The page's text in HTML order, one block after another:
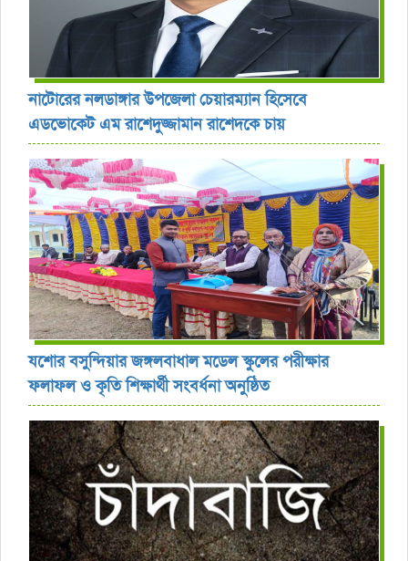
নাটোরের নলডাঙ্গার উপজেলা চেয়ারম্যান হিসেবে
এডভোকেট এম রাশেদুজ্জামান রাশেদকে চায়
যশোর বসুন্দিয়ার জঙ্গলবাধাল মডেল স্কুলের পরীক্ষার
ফলাফল ও কৃতি শিক্ষার্থী সংবর্ধনা অনুষ্ঠিত